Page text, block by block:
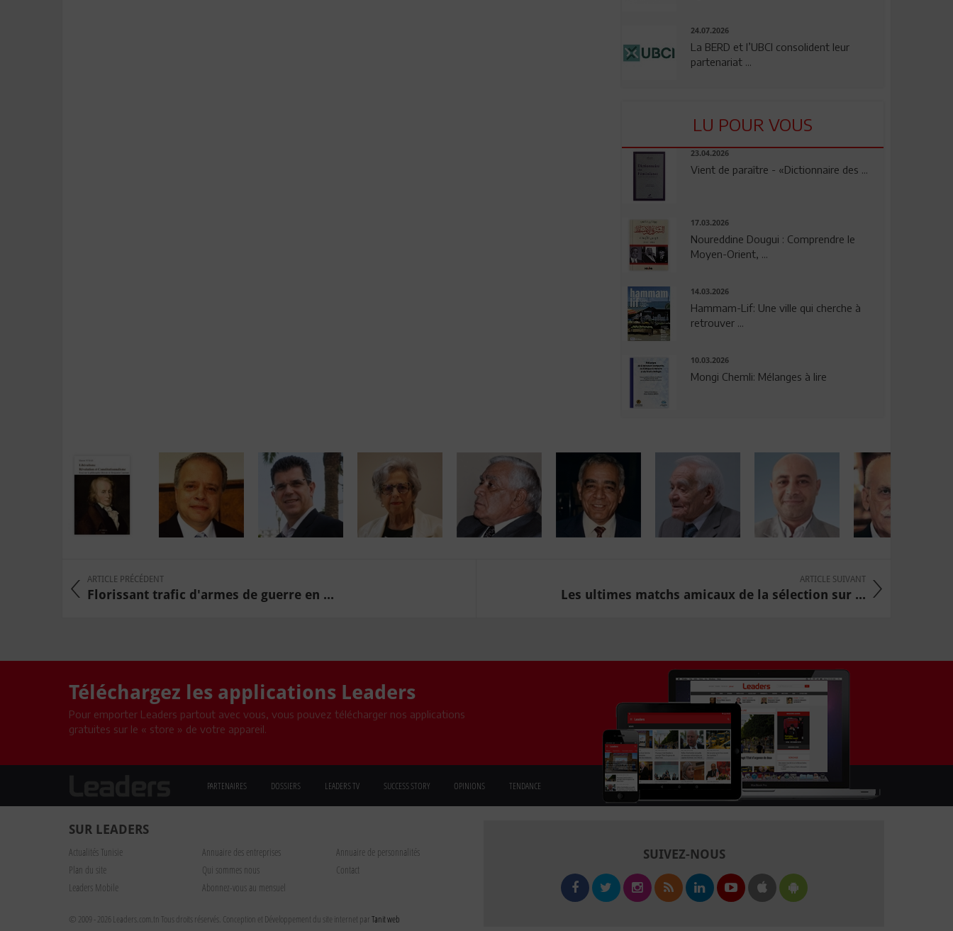
24.07.2026
La BERD et l’UBCI consolident leur
partenariat ...
LU POUR VOUS
23.04.2026
Vient de paraître - «Dictionnaire des ...
17.03.2026
Noureddine Dougui : Comprendre le
Moyen-Orient, ...
14.03.2026
Hammam-Lif: Une ville qui cherche à
retrouver ...
10.03.2026
Mongi Chemli: Mélanges à lire
ARTICLE PRÉCÉDENT
Florissant trafic d'armes de guerre en ...
ARTICLE SUIVANT
Les ultimes matchs amicaux de la sélection sur ...
Téléchargez les applications Leaders
Pour emporter Leaders partout avec vous, vous pouvez télécharger nos applications
gratuites sur le « store » de votre appareil.
PARTENAIRES DOSSIERS LEADERS TV SUCCESS STORY OPINIONS TENDANCE
SUR LEADERS
Actualités Tunisie Annuaire des entreprises
Annuaire de personnalités
Plan du site
Qui sommes nous
Contact
Leaders Mobile
Abonnez-vous au mensuel
© 2009 - 2026 Leaders.com.tn Tous droits réservés. Conception et Développement du site internet parTanit web
SUIVEZ-NOUS